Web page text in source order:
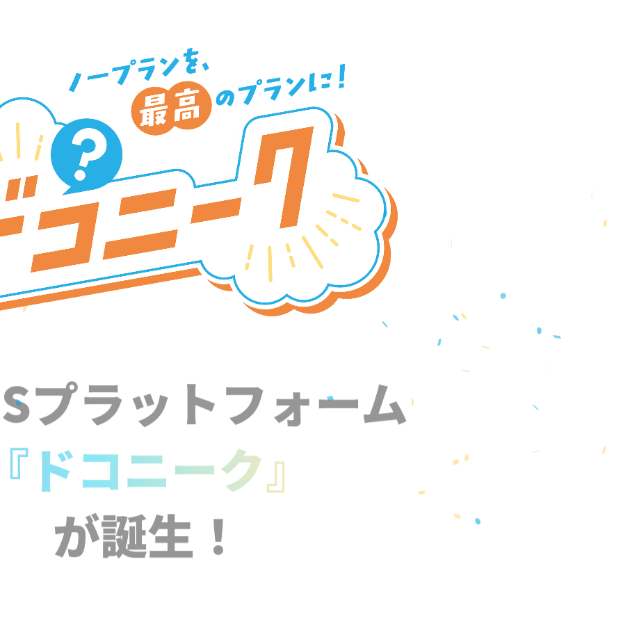
プラットフォーム
ドコニーク』
が誕生！